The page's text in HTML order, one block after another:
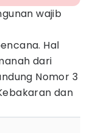
wajib
Hal
dari
Nomor 3
dan